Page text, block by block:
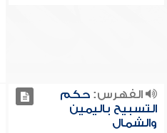
الفهرس:حكم
التسبيح باليمين
والشمال